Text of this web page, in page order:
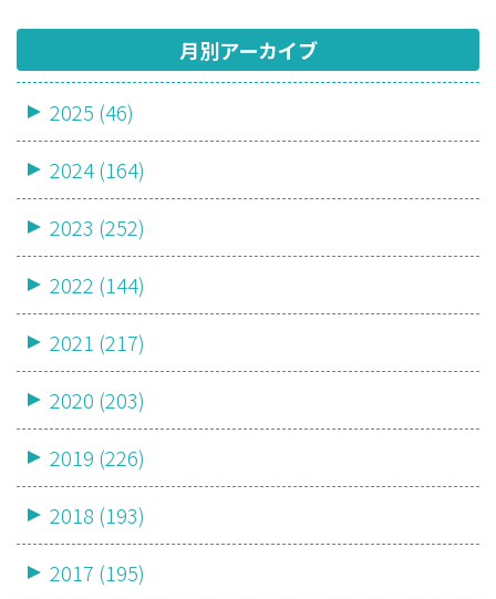
月別アーカイブ
2025 (46)
2024 (164)
2023 (252)
2022 (144)
2021 (217)
2020 (203)
2019 (226)
2018 (193)
2017 (195)